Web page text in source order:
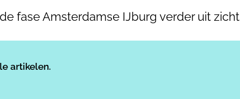
fase Amsterdamse IJburg verder uit zicht
artikelen.